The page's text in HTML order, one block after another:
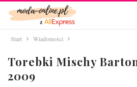
Start Wiadomości
Torebki Mischy
2009